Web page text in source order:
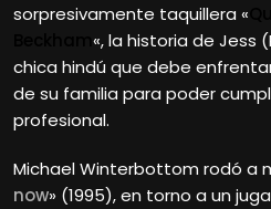
sorpresivamente taquillera «
«, la historia de Jess
chica hindú que debe
de su familia para poder
profesional.
Michael Winterbottom rodó a
now» (1995), en torno a un